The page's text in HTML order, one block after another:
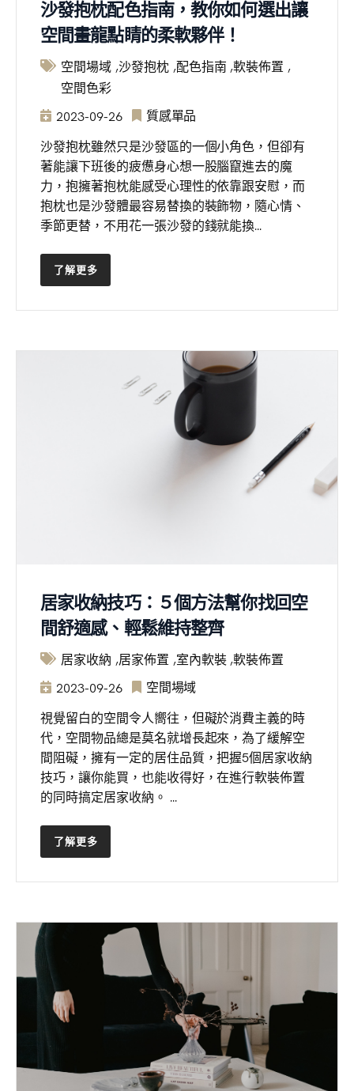
沙發抱枕配色指南，教你如何選出讓
空間畫龍點睛的柔軟夥伴！
空間場域 沙發抱枕 配色指南 軟裝佈置
空間色彩
2023-09-26
質感單品
沙發抱枕雖然只是沙發區的一個小角色，但卻有
著能讓下班後的疲憊身心想一股腦竄進去的魔
力，抱擁著抱枕能感受心理性的依靠跟安慰，而
抱枕也是沙發體最容易替換的裝飾物，隨心情、
季節更替，不用花一張沙發的錢就能換...
了解更多
居家收納技巧：５個方法幫你找回空
間舒適感、輕鬆維持整齊
居家收納 居家佈置 室內軟裝 軟裝佈置
2023-09-26
空間場域
視覺留白的空間令人嚮往，但礙於消費主義的時
代，空間物品總是莫名就增長起來，為了緩解空
間阻礙，擁有一定的居住品質，把握5個居家收納
技巧，讓你能買，也能收得好，在進行軟裝佈置
的同時搞定居家收納。 ...
了解更多